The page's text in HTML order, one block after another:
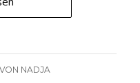
VON NADJA